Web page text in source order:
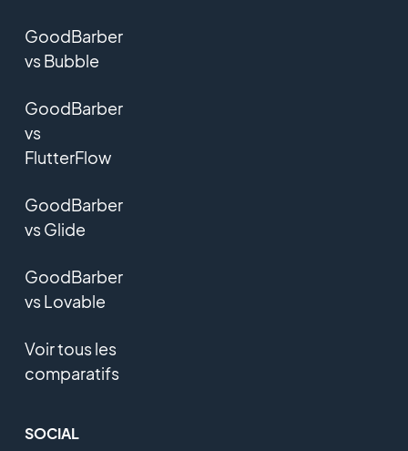
GoodBarber
vs Bubble
GoodBarber
vs
FlutterFlow
GoodBarber
vs Glide
GoodBarber
vs Lovable
Voir tous les
comparatifs
SOCIAL